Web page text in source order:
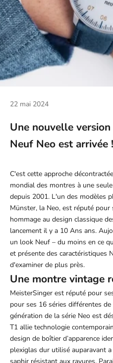
22 mai 2024
Une nouvelle
Neuf Neo est arrivée !
C'est cette approche
mondial des montres à une
depuis 2001. L'un des modèles
Münster, la Neo, est réputé
hommage au design classique
lancement il y a 10 Ans ans.
un look Neuf – du moins en ce
et présente des caractéristiques
d'examiner de plus près.
Une montre vintage
MeisterSinger est réputé pour
pour ses 16 séries différentes
génération de la série Neo est
T1 allie technologie
design de boîtier d’apparence
plexiglas dur utilisé auparavant